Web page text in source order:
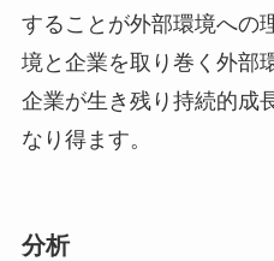
することが外部環境への
境と企業を取り巻く外部
企業が生き残り持続的成
なり得ます。
分析